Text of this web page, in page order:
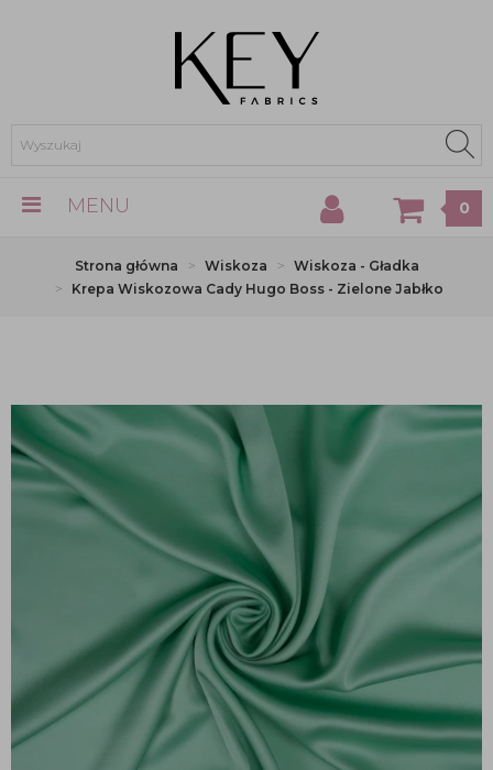
MENU 0
Strona główna Wiskoza
Wiskoza - Gładka
Krepa Wiskozowa Cady Hugo Boss - Zielone Jabłko